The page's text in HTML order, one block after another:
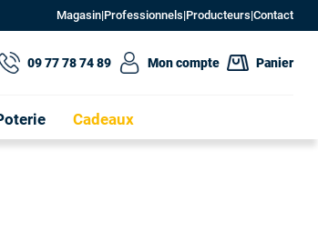
Magasin|Professionnels|Producteurs|Contact
Cadeaux
09 77 78 74 89 Mon compte Panier